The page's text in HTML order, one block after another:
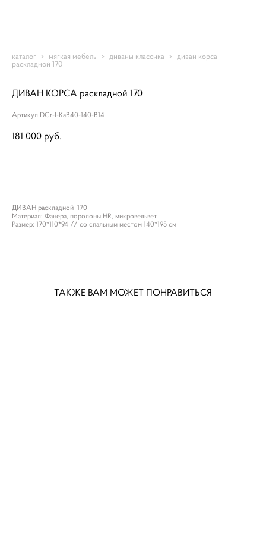
каталог > мягкая мебель > диваны классика > диван корса
раскладной 170
ДИВАН КОРСА раскладной 170
Артикул DCr-I-KaB40-140-B14
181 000 pуб.
ДИВАН раскладной 170
Материал: Фанера, поролоны HR, микровельвет
Размер: 170*110*94 // со спальным местом 140*195 см
ТАКЖЕ ВАМ МОЖЕТ ПОНРАВИТЬСЯ